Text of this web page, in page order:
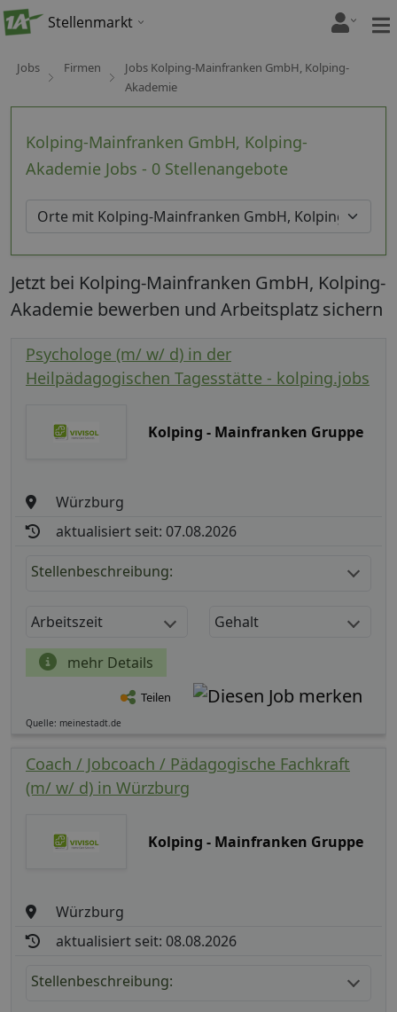
Stellenmarkt
Jobs Firmen
Jobs Kolping-Mainfranken GmbH, Kolping-
Akademie
Kolping-Mainfranken GmbH, Kolping-
Akademie Jobs - 0 Stellenangebote
Jetzt bei Kolping-Mainfranken GmbH, Kolping-
Akademie bewerben und Arbeitsplatz sichern
Psychologe (m/ w/ d) in der
Heilpädagogischen Tagesstätte - kolping.jobs
Kolping - Mainfranken Gruppe
Würzburg
aktualisiert seit: 07.08.2026
Stellenbeschreibung:
Arbeitszeit Gehalt
mehr Details
Teilen
Quelle: meinestadt.de
Coach / Jobcoach / Pädagogische Fachkraft
(m/ w/ d) in Würzburg
Kolping - Mainfranken Gruppe
Würzburg
aktualisiert seit: 08.08.2026
Stellenbeschreibung: